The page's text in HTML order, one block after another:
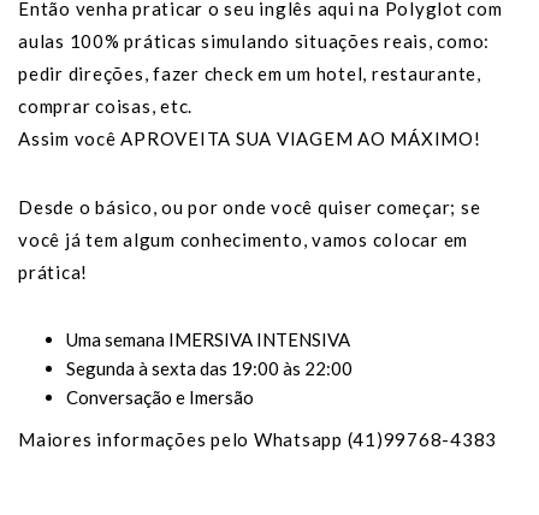
Então venha praticar o seu inglês aqui na Polyglot com
aulas 100% práticas simulando situações reais, como:
pedir direções, fazer check em um hotel, restaurante,
comprar coisas, etc.
Assim você APROVEITA SUA VIAGEM AO MÁXIMO!
Desde o básico, ou por onde você quiser começar; se
você já tem algum conhecimento, vamos colocar em
prática!
Uma semana IMERSIVA INTENSIVA
Segunda à sexta das 19:00 às 22:00
Conversação e Imersão
Maiores informações pelo Whatsapp (41)99768-4383